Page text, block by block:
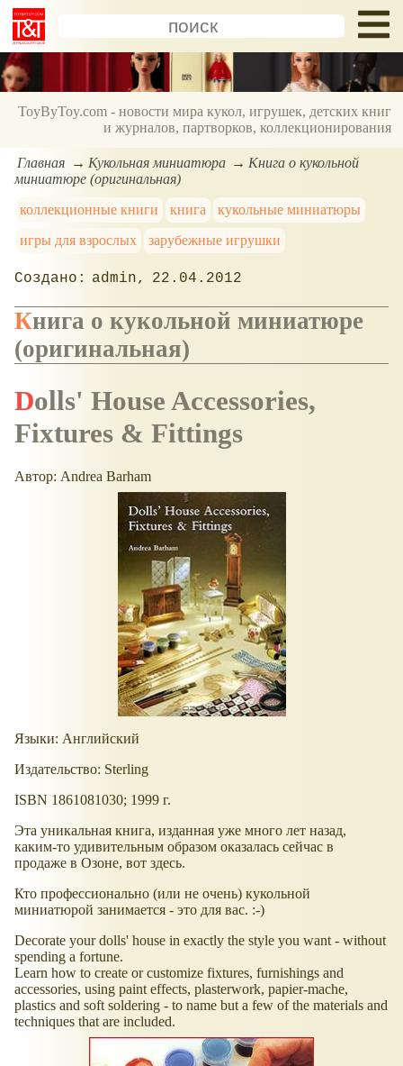
ToyByToy.com - новости мира кукол, игрушек, детских книг
и журналов, партворков, коллекционирования
Главная Кукольная миниатюра
Книга о кукольной
миниатюре (оригинальная)
коллекционные книги
книга
кукольные миниатюры
игры для взрослых
зарубежные игрушки
admin 22.04.2012
Книга о кукольной миниатюре
(оригинальная)
Dolls' House Accessories,
Fixtures & Fittings
Автор: Andrea Barham
Языки: Английский
Издательство: Sterling
ISBN 1861081030; 1999 г.
Эта уникальная книга, изданная уже много лет назад,
каким-то удивительным образом оказалась сейчас в
продаже в Озоне, вот здесь.
Кто профессионально (или не очень) кукольной
миниатюрой занимается - это для вас. :-)
Decorate your dolls' house in exactly the style you want - without
spending a fortune.
Learn how to create or customize fixtures, furnishings and
accessories, using paint effects, plasterwork, papier-mache,
plastics and soft soldering - to name but a few of the materials and
techniques that are included.